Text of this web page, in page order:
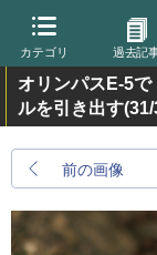
カテゴリ 過去記
オリンパスE-5
ルを引き出す
前の画像